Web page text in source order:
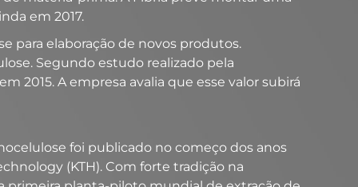
em 2017.
para elaboração de novos produtos.
Segundo estudo realizado pela
2015. A empresa avalia que esse valor subirá
foi publicado no começo dos anos
(KTH). Com forte tradição na